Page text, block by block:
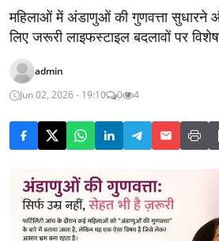
महिलाओं में अंडाणुओं की गुणवत्ता सुधारने
लिए जरूरी लाइफस्टाइल बदलावों पर
admin
Jun 02, 2026 - 19:10
0 4